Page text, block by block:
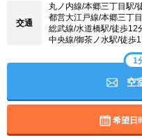
交通
丸ノ内線/本郷三丁目駅/
都営大江戸線/本郷三丁
総武線/水道橋駅/徒歩12
中央線/御茶ノ水駅/徒歩
1
空
希望日